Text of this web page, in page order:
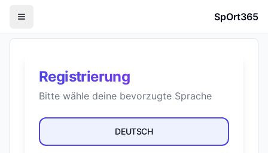
SpOrt365
Registrierung
Bitte wähle deine bevorzugte Sprache
DEUTSCH